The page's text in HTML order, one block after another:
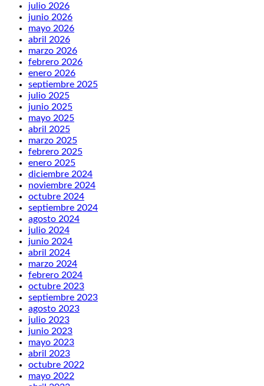
julio 2026
junio 2026
mayo 2026
abril 2026
marzo 2026
febrero 2026
enero 2026
septiembre 2025
julio 2025
junio 2025
mayo 2025
abril 2025
marzo 2025
febrero 2025
enero 2025
diciembre 2024
noviembre 2024
octubre 2024
septiembre 2024
agosto 2024
julio 2024
junio 2024
abril 2024
marzo 2024
febrero 2024
octubre 2023
septiembre 2023
agosto 2023
julio 2023
junio 2023
mayo 2023
abril 2023
octubre 2022
mayo 2022